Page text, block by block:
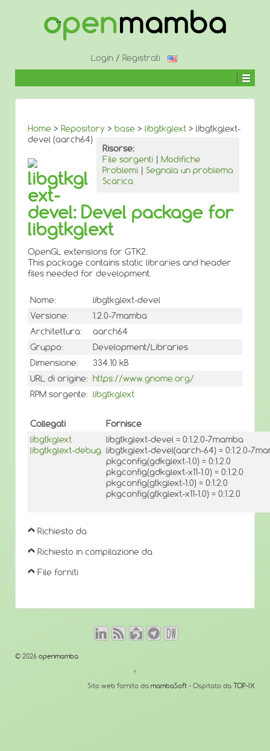
CONTENUTO
Login / Registrati
Home > Repository > base > libgtkglext > libgtkglext-
devel (aarch64)
Risorse:
File sorgenti | Modifiche
Problemi | Segnala un problema
Scarica
libgtkgl
ext-
devel: Devel package for
libgtkglext
OpenGL extensions for GTK2.
This package contains static libraries and header
files needed for development.
Nome:
libgtkglext-devel
Versione:
1.2.0-7mamba
Architettura:
aarch64
Gruppo:
Development/Libraries
Dimensione:
334.10 kB
URL di origine: https://www.gnome.org/
RPM sorgente: libgtkglext
Collegati
Fornisce
libgtkglext
libgtkglext-debug
libgtkglext-devel = 0:1.2.0-7mamba
libgtkglext-devel(aarch-64) = 0:1.2.0-
pkgconfig(gdkglext-1.0) = 0:1.2.0
pkgconfig(gdkglext-x11-1.0) = 0:1.2.0
pkgconfig(gtkglext-1.0) = 0:1.2.0
pkgconfig(gtkglext-x11-1.0) = 0:1.2.0
Richiesto da
Richiesto in compilazione da
File forniti
© 2026 openmamba
↑
Sito web fornito da mambaSoft - Ospitato da TOP-IX